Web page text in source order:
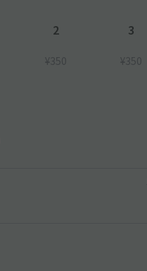
2
¥350
3
¥350